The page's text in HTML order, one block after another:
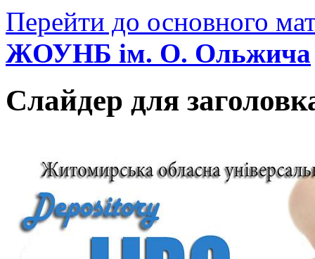
Перейти до основного
ЖОУНБ ім. О. Ольжича
Слайдер для